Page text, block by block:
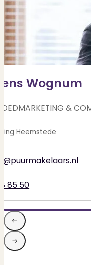
Wognum
&
Heemstede
85 50